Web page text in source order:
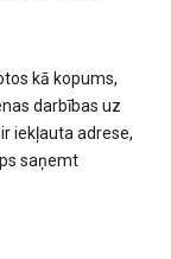
kā kopums,
darbības uz
iekļauta adrese,
saņemt